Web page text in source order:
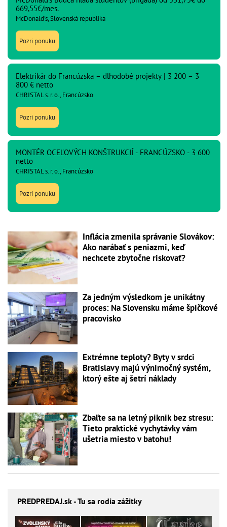
669,55€/mes.
McDonald's, Slovenská republika
Pozri ponuku
Elektrikár do Francúzska – dlhodobé projekty | 3 200 – 3
800 € netto
CHRISTAL s. r. o., Francúzsko
Pozri ponuku
MONTÉR OCEĽOVÝCH KONŠTRUKCIÍ - FRANCÚZSKO - 3 600
netto
CHRISTAL s. r. o., Francúzsko
Pozri ponuku
Inflácia zmenila správanie Slovákov:
Ako narábať s peniazmi, keď
nechcete zbytočne riskovať?
Za jedným výsledkom je unikátny
proces: Na Slovensku máme špičkové
pracovisko
Extrémne teploty? Byty v srdci
Bratislavy majú výnimočný systém,
ktorý ešte aj šetrí náklady
Zbaľte sa na letný piknik bez stresu:
Tieto praktické vychytávky vám
ušetria miesto v batohu!
PREDPREDAJ.sk - Tu sa rodia zážitky